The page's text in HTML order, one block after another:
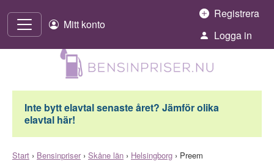
Mitt konto
Registrera
Logga in
Inte bytt elavtal senaste året? Jämför olika
elavtal här!
Start › Bensinpriser› Skåne län › Helsingborg › Preem